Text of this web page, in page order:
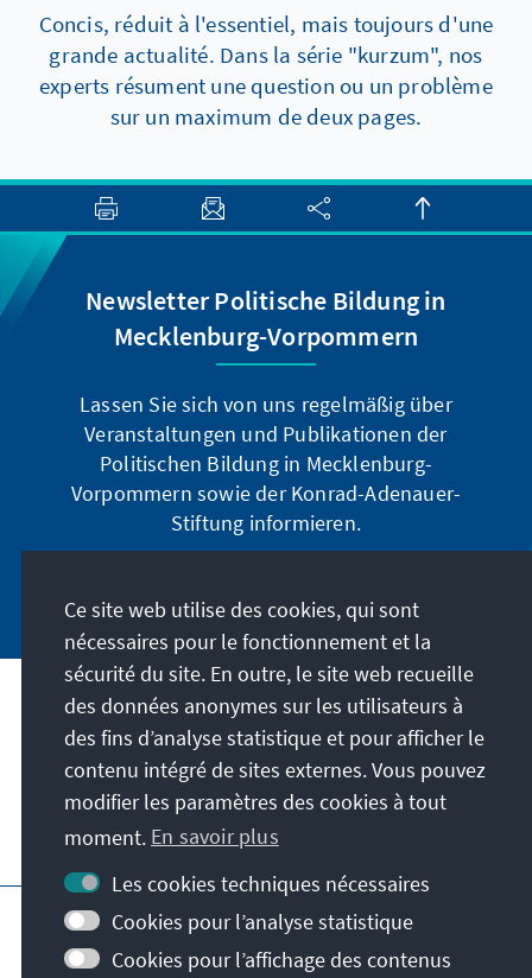
Concis, réduit à l'essentiel, mais toujours d'une
grande actualité. Dans la série "kurzum", nos
experts résument une question ou un problème
sur un maximum de deux pages.
Newsletter Politische Bildung in
Mecklenburg-Vorpommern
Lassen Sie sich von uns regelmäßig über
Veranstaltungen und Publikationen der
Politischen Bildung in Mecklenburg-
Vorpommern sowie der Konrad-Adenauer-
Stiftung informieren.
Adresse
Contact
Visitez aussi
Page principale de la KAS
Impressum
Protection des données
Conditions d'utilisation
Ce site web utilise des cookies, qui sont
nécessaires pour le fonctionnement et la
sécurité du site. En outre, le site web recueille
des données anonymes sur les utilisateurs à
des fins d’analyse statistique et pour afficher le
contenu intégré de sites externes. Vous pouvez
modifier les paramètres des cookies à tout
moment. En savoir plus
Les cookies techniques nécessaires
Cookies pour l’analyse statistique
Cookies pour l’affichage des contenus